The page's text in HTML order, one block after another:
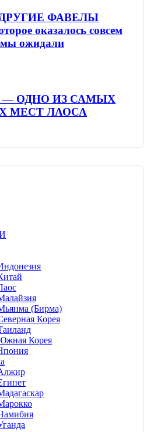
ФАВЕЛЫ
оказалось совсем
мы ожидали
— ОДНО ИЗ САМЫХ
МЕСТ ЛАОСА
(Бирма)
Корея
Корея